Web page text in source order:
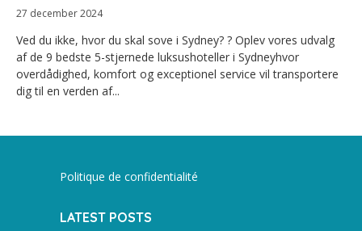
27 december 2024
Ved du ikke, hvor du skal sove i Sydney? ? Oplev vores udvalg
af de 9 bedste 5-stjernede luksushoteller i Sydneyhvor
overdådighed, komfort og exceptionel service vil transportere
dig til en verden af...
Politique de confidentialité
LATEST POSTS